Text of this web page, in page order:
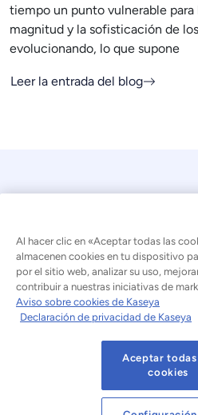
tiempo un punto vulnerable para
magnitud y la sofisticación de
evolucionando, lo que supone
Leer la entrada del blog
© 2026 Kaseya. Todos los
Español (América
Declaración sobre la
Declaración de
Al hacer clic en «Aceptar todas las
almacenen cookies en tu dispositivo
por el sitio web, analizar su uso,
contribuir a nuestras iniciativas de
Aviso sobre cookies de Kaseya
Declaración de privacidad de Kaseya
Aceptar todas
cookies